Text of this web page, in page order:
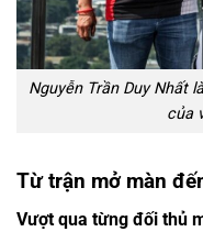
Nguyễn Trần Duy Nhất
của
Từ trận mở màn
Vượt qua từng đối thủ